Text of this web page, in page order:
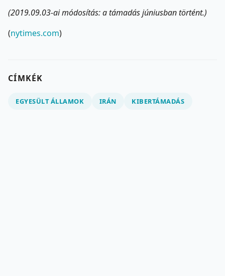
(2019.09.03-ai módosítás: a támadás júniusban történt.)
(nytimes.com)
CÍMKÉK
EGYESÜLT ÁLLAMOK IRÁN KIBERTÁMADÁS